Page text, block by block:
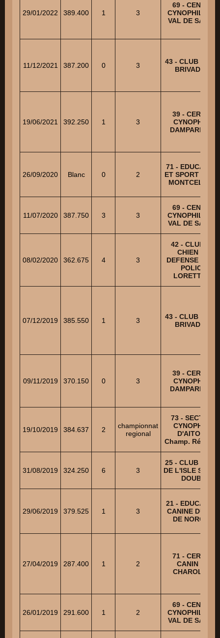
29/01/2022 389.400 1 3
69 - CENTRE
CYNOPHILE DU
VAL DE SAONE
11/12/2021 387.200 0 3
43 - CLUB
BRIVADOIS
19/06/2021 392.250 1 3
39 - CERCLE
CYNOPHILE
DAMPARISIEN
26/09/2020 Blanc 0 2
71 - EDUCATION
ET SPORT
MONTCELLIEN
11/07/2020 387.750 3 3
69 - CENTRE
CYNOPHILE DU
VAL DE SAONE
08/02/2020 362.675 4 3
42 - CLUB DU
CHIEN DE
DEFENSE ET DE
POLICE
LORETTOIS
07/12/2019 385.550 1 3
43 - CLUB
BRIVADOIS
09/11/2019 370.150 0 3
39 - CERCLE
CYNOPHILE
DAMPARISIEN
19/10/2019 384.637 2
championnat
regional
73 - SECTION
CYNOPHILE
D'AITON -
Champ.
31/08/2019 324.250 6 3
25 - CLUB
DE L'ISLE SUR
DOUBS
29/06/2019 379.525 1 3
21 - EDUCATION
CANINE DU VAL
DE NORGES
27/04/2019 287.400 1 2
71 - CERCLE
CANIN DU
CHAROLAIS
26/01/2019 291.600 1 2
69 - CENTRE
CYNOPHILE DU
VAL DE SAONE